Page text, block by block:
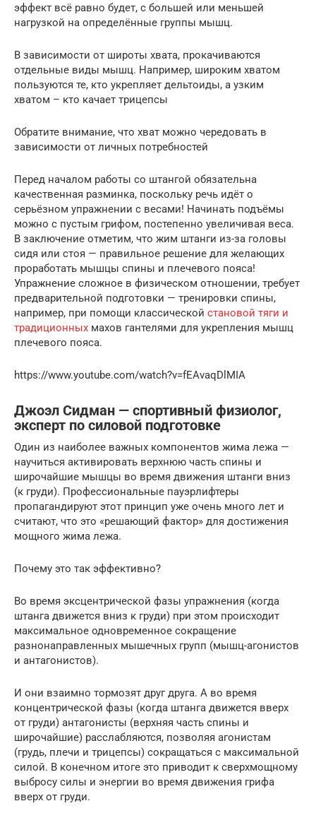
эффект всё равно будет, с большей или меньшей
нагрузкой на определённые группы мышц.
В зависимости от широты хвата, прокачиваются
отдельные виды мышц. Например, широким хватом
пользуются те, кто укрепляет дельтоиды, а узким
хватом – кто качает трицепсы
Обратите внимание, что хват можно чередовать в
зависимости от личных потребностей
Перед началом работы со штангой обязательна
качественная разминка, поскольку речь идёт о
серьёзном упражнении с весами! Начинать подъёмы
можно с пустым грифом, постепенно увеличивая веса.
В заключение отметим, что жим штанги из-за головы
сидя или стоя — правильное решение для желающих
проработать мышцы спины и плечевого пояса!
Упражнение сложное в физическом отношении, требует
предварительной подготовки — тренировки спины,
например, при помощи классической становой тяги и
традиционных махов гантелями для укрепления мышц
плечевого пояса.
https://www.youtube.com/watch?v=fEAvaqDlMIA
Джоэл Сидман — спортивный физиолог,
эксперт по силовой подготовке
Один из наиболее важных компонентов жима лежа —
научиться активировать верхнюю часть спины и
широчайшие мышцы во время движения штанги вниз
(к груди). Профессиональные пауэрлифтеры
пропагандируют этот принцип уже очень много лет и
считают, что это «решающий фактор» для достижения
мощного жима лежа.
Почему это так эффективно?
Во время эксцентрической фазы упражнения (когда
штанга движется вниз к груди) при этом происходит
максимальное одновременное сокращение
разнонаправленных мышечных групп (мышц-агонистов
и антагонистов).
И они взаимно тормозят друг друга. А во время
концентрической фазы (когда штанга движется вверх
от груди) антагонисты (верхняя часть спины и
широчайшие) расслабляются, позволяя агонистам
(грудь, плечи и трицепсы) сокращаться с максимальной
силой. В конечном итоге это приводит к сверхмощному
выбросу силы и энергии во время движения грифа
вверх от груди.